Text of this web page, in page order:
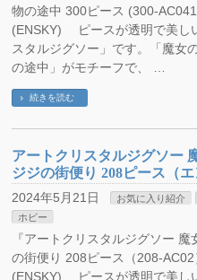
物の途中 300ピース (300-
(ENSKY) ピースが透明で美し
スタルジグソー」です。「魔女
の途中」がモチーフで、 …
続きを読む
アートクリスタルジグソー
ジジの街便り 208ピース（エ
2024年5月21日 お気に入り紹介
ホビー
『アートクリスタルジグソー 魔
の街便り 208ピース（208-AC02
(ENSKY) ピースが透明で美し